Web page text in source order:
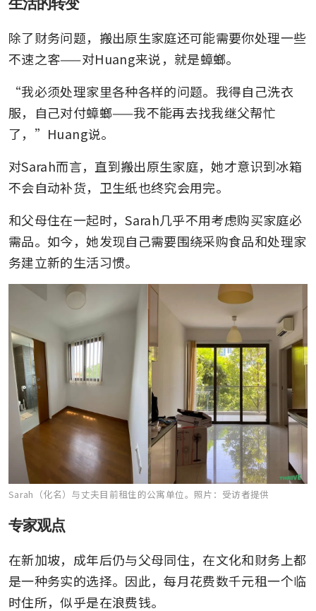
除了财务问题，搬出原生家庭还可能需要你处理一些
不速之客——对Huang来说，就是蟑螂。
“我必须处理家里各种各样的问题。我得自己洗衣
服，自己对付蟑螂——我不能再去找我继父帮忙
了，”Huang说。
对Sarah而言，直到搬出原生家庭，她才意识到冰箱
不会自动补货，卫生纸也终究会用完。
和父母住在一起时，Sarah几乎不用考虑购买家庭必
需品。如今，她发现自己需要围绕采购食品和处理家
务建立新的生活习惯。
Sarah（化名）与丈夫目前租住的公寓单位。 照片：受访者提供
专家观点
在新加坡，成年后仍与父母同住，在文化和财务上都
是一种务实的选择。因此，每月花费数千元租一个临
时住所，似乎是在浪费钱。